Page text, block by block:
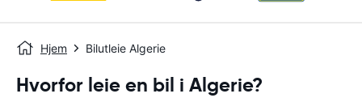
Hjem Bilutleie Algerie
Hvorfor leie en bil i Algerie?